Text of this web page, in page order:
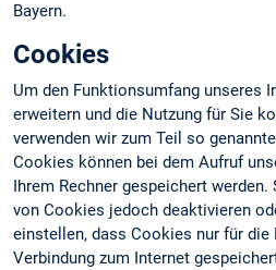
Bayern.
Cookies
Um den Funktionsumfang unseres
erweitern und die Nutzung für Sie
verwenden wir zum Teil so
Cookies können bei dem Aufruf
Ihrem Rechner gespeichert
von Cookies jedoch deaktivieren
einstellen, dass Cookies nur für die
Verbindung zum Internet